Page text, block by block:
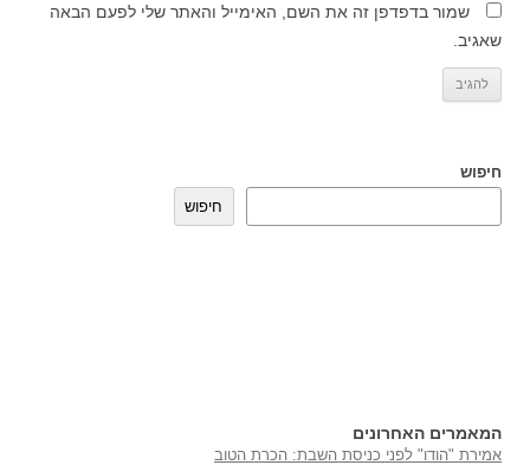
שמור בדפדפן זה את השם, האימייל והאתר שלי לפעם הבאה
שאגיב.
חיפוש
חיפוש
המאמרים האחרונים
אמירת "הודו" לפני כניסת השבת: הכרת הטוב